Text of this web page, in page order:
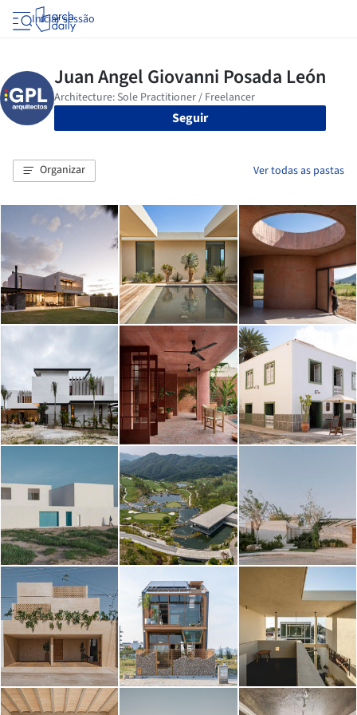
Iniciar sessão
Seguir
Organizar Ver todas as pastas